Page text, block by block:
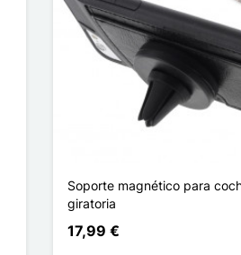
Soporte magnético para
giratoria
17,99 €